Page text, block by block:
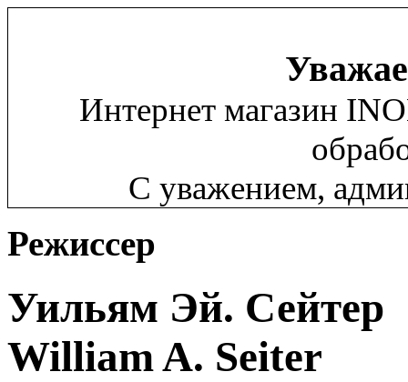
Интернет магазин
С уважением,
Режиссер
Уильям Эй. Сейтер
William A. Seiter